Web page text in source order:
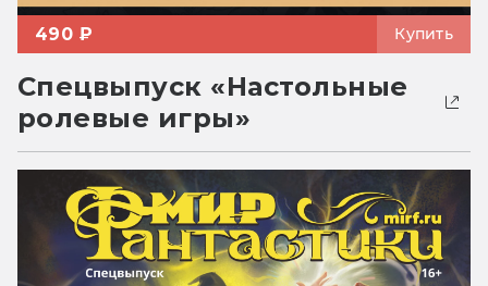
490 ₽ Купить
Спецвыпуск «Настольные
ролевые игры»